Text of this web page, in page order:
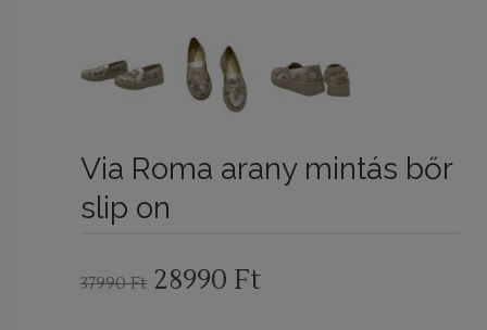
Via Roma arany mintás bőr
slip on
37990Ft Original
28990 FtCurrent